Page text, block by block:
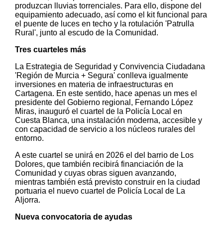
produzcan lluvias torrenciales. Para ello, dispone del
equipamiento adecuado, así como el kit funcional para
el puente de luces en techo y la rotulación 'Patrulla
Rural', junto al escudo de la Comunidad.
Tres cuarteles más
La Estrategia de Seguridad y Convivencia Ciudadana
'Región de Murcia + Segura' conlleva igualmente
inversiones en materia de infraestructuras en
Cartagena. En este sentido, hace apenas un mes el
presidente del Gobierno regional, Fernando López
Miras, inauguró el cuartel de la Policía Local en
Cuesta Blanca, una instalación moderna, accesible y
con capacidad de servicio a los núcleos rurales del
entorno.
A este cuartel se unirá en 2026 el del barrio de Los
Dolores, que también recibirá financiación de la
Comunidad y cuyas obras siguen avanzando,
mientras también está previsto construir en la ciudad
portuaria el nuevo cuartel de Policía Local de La
Aljorra.
Nueva convocatoria de ayudas